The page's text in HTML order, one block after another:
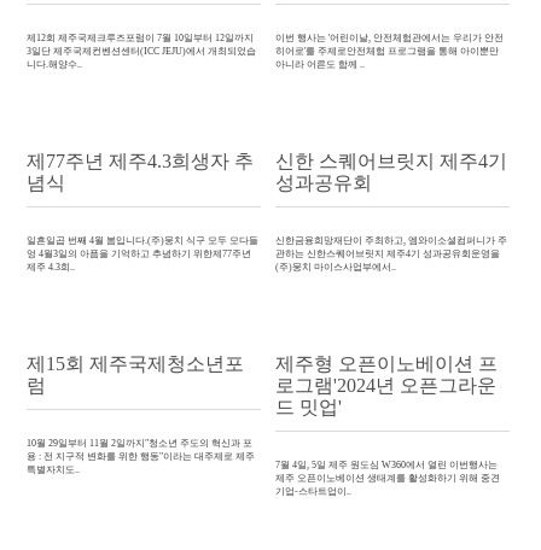
제12회 제주국제크루즈포럼이 7월 10일부터 12일까지
3일단 제주국제컨벤션센터(ICC JEJU)에서 개최되었습
니다.해양수..
이번 행사는 '어린이날, 안전체험관에서는 우리가 안전
히어로'를 주제로안전체험 프로그램을 통해 아이뿐만
아니라 어른도 함께 ..
제77주년 제주4.3희생자 추
념식
일흔일곱 번째 4월 봄입니다.(주)뭉치 식구 모두 모다들
엉 4월3일의 아픔을 기억하고 추념하기 위한제77주년
제주 4.3희..
신한 스퀘어브릿지 제주4기
성과공유회
신한금융희망재단이 주최하고, 엠와이소셜컴퍼니가 주
관하는 신한스퀘어브릿지 제주4기 성과공유회운영을
(주)뭉치 마이스사업부에서..
제15회 제주국제청소년포
럼
10월 29일부터 11월 2일까지"청소년 주도의 혁신과 포
용 : 전 지구적 변화를 위한 행동"이라는 대주제로 제주
특별자치도..
제주형 오픈이노베이션 프
로그램'2024년 오픈그라운
드 밋업'
7월 4일, 5일 제주 원도심 W360에서 열린 이번행사는
제주 오픈이노베이션 생태계를 활성화하기 위해 중견
기업-스타트업이..